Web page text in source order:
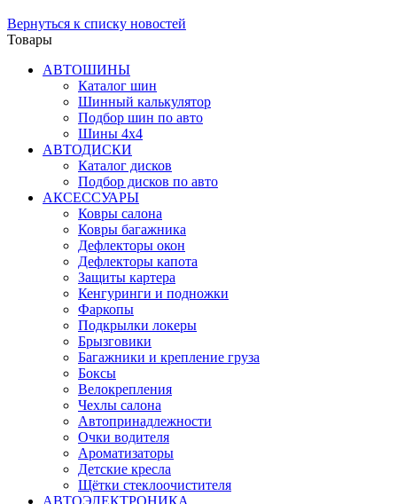
Вернуться к списку новостей
Товары
АВТОШИНЫ
Каталог шин
Шинный калькулятор
Подбор шин по авто
Шины 4x4
АВТОДИСКИ
Каталог дисков
Подбор дисков по авто
АКСЕССУАРЫ
Ковры салона
Ковры багажника
Дефлекторы окон
Дефлекторы капота
Защиты картера
Кенгуринги и подножки
Фаркопы
Подкрылки локеры
Брызговики
Багажники и крепление груза
Боксы
Велокрепления
Чехлы салона
Автопринадлежности
Очки водителя
Ароматизаторы
Детские кресла
Щётки стеклоочистителя
АВТОЭЛЕКТРОНИКА